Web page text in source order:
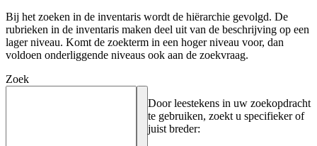
Bij het zoeken in de inventaris wordt de hiërarchie gevolgd. De
rubrieken in de inventaris maken deel uit van de beschrijving op een
lager niveau. Komt de zoekterm in een hoger niveau voor, dan
voldoen onderliggende niveaus ook aan de zoekvraag.
Zoek
Door leestekens in uw zoekopdracht
te gebruiken, zoekt u specifieker of
juist breder: